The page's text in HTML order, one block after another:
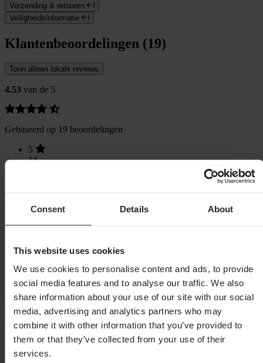
Consent Details About
This website uses cookies
We use cookies to personalise content and ads, to provide
social media features and to analyse our traffic. We also
share information about your use of our site with our social
media, advertising and analytics partners who may
combine it with other information that you’ve provided to
them or that they’ve collected from your use of their
services.
Verzending & retouren
Veiligheidsinformatie
Klantenbeoordelingen (19)
Toon alleen lokale reviews
4.53 van de 5
Gebaseerd op 19 beoordelingen
5
14
2
0
SHOPPEN
Algemene Voorwaarden